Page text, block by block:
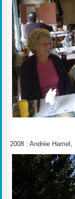
2008 : Andrée Hamel,